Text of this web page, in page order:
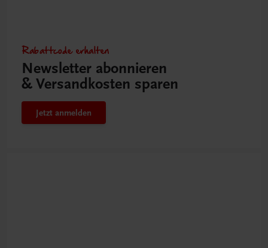
Rabattcode erhalten
Newsletter abonnieren
& Versandkosten sparen
Jetzt anmelden